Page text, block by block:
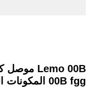
00B fgg المكونات الذكور